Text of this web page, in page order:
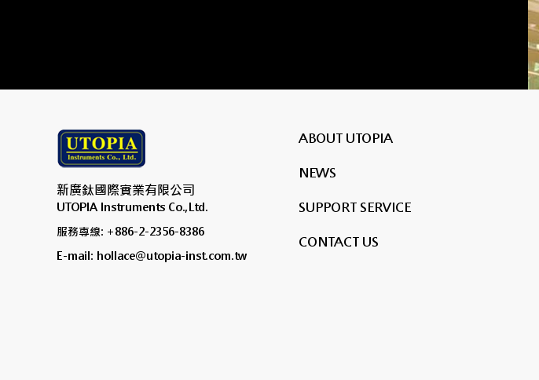
新廣鈦國際實業有限公司
UTOPIA Instruments Co.,Ltd.
服務專線: +886-2-2356-8386
E-mail: hollace@utopia-inst.com.tw
ABOUT UTOPIA
NEWS
SUPPORT SERVICE
CONTACT US